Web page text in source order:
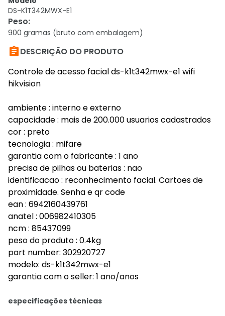
DS-K1T342MWX-E1
Peso:
900 gramas (bruto com embalagem)
DESCRIÇÃO DO PRODUTO
Controle de acesso facial ds-k1t342mwx-e1 wifi
hikvision
ambiente : interno e externo
capacidade : mais de 200.000 usuarios cadastrados
cor : preto
tecnologia : mifare
garantia com o fabricante : 1 ano
precisa de pilhas ou baterias : nao
identificacao : reconhecimento facial. Cartoes de
proximidade. Senha e qr code
ean : 6942160439761
anatel : 006982410305
ncm : 85437099
peso do produto : 0.4kg
part number: 302920727
modelo: ds-k1t342mwx-e1
garantia com o seller: 1 ano/anos
especificações técnicas